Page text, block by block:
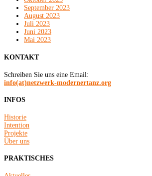
September 2023
August 2023
Juli 2023
Juni 2023
Mai 2023
KONTAKT
Schreiben Sie uns eine Email:
info(at)netzwerk-modernertanz.org
INFOS
Historie
Intention
Projekte
Über uns
PRAKTISCHES